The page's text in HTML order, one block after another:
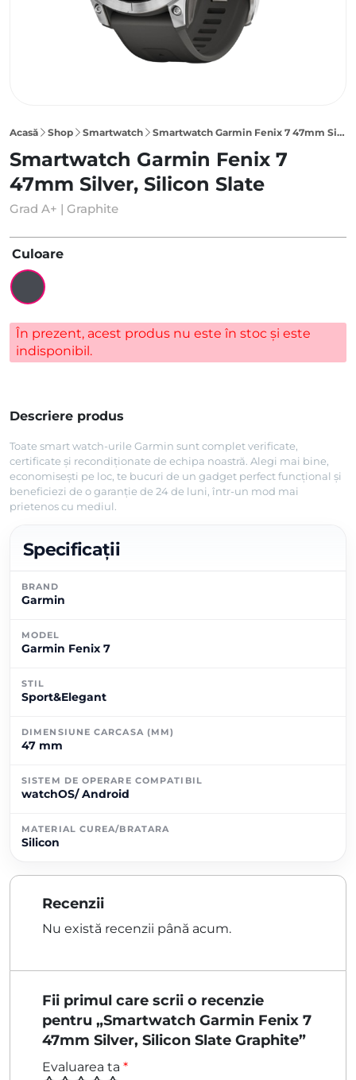
Acasă Shop Smartwatch Smartwatch Garmin Fenix 7 47mm Silver, Silicon Slate Graphite
Smartwatch Garmin Fenix 7
47mm Silver, Silicon Slate
Grad A+ | Graphite
Culoare
În prezent, acest produs nu este în stoc și este
indisponibil.
Descriere produs
Toate smart watch-urile Garmin sunt complet verificate,
certificate și recondiționate de echipa noastră. Alegi mai bine,
economisești pe loc, te bucuri de un gadget perfect funcțional și
beneficiezi de o garanție de 24 de luni, într-un mod mai
prietenos cu mediul.
Specificații
BRAND
Garmin
MODEL
Garmin Fenix 7
STIL
Sport&Elegant
DIMENSIUNE CARCASA (MM)
47 mm
SISTEM DE OPERARE COMPATIBIL
watchOS/ Android
MATERIAL CUREA/BRATARA
Silicon
Recenzii
Nu există recenzii până acum.
Fii primul care scrii o recenzie
pentru „Smartwatch Garmin Fenix 7
47mm Silver, Silicon Slate Graphite”
Evaluarea ta *